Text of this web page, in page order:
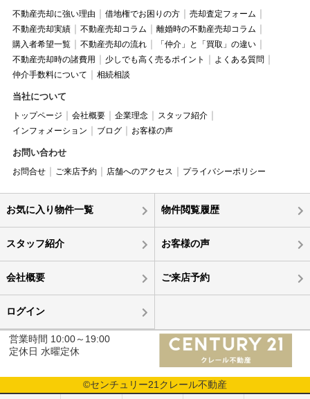
不動産売却に強い理由 借地権でお困りの方
売却査定フォーム
不動産売却実績
不動産売却コラム
離婚時の不動産売却コラム
購入者希望一覧
不動産売却の流れ
「仲介」と「買取」の違い
不動産売却時の諸費用
少しでも高く売るポイント
よくある質問
仲介手数料について
相続相談
当社について
トップページ 会社概要 企業理念
スタッフ紹介
インフォメーション
ブログ お客様の声
お問い合わせ
お問合せ ご来店予約 店舗へのアクセス プライバシーポリシー
お気に入り物件一覧 物件閲覧履歴
スタッフ紹介 お客様の声
会社概要 ご来店予約
ログイン
営業時間 10:00～19:00
定休日 水曜定休
©センチュリー21クレール不動産